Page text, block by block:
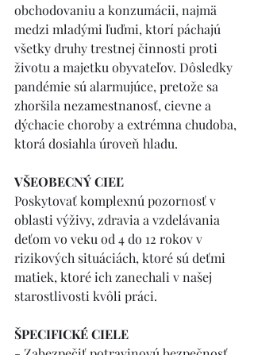
obchodovaniu a konzumácii, najmä
medzi mladými ľuďmi, ktorí páchajú
všetky druhy trestnej činnosti proti
životu a majetku obyvateľov. Dôsledky
pandémie sú alarmujúce, pretože sa
zhoršila nezamestnanosť, cievne a
dýchacie choroby a extrémna chudoba,
ktorá dosiahla úroveň hladu.
VŠEOBECNÝ CIEĽ
Poskytovať komplexnú pozornosť v
oblasti výživy, zdravia a vzdelávania
deťom vo veku od 4 do 12 rokov v
rizikových situáciách, ktoré sú deťmi
matiek, ktoré ich zanechali v našej
starostlivosti kvôli práci.
ŠPECIFICKÉ CIELE